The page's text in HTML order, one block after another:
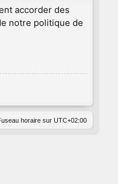
accorder des
notre politique de
horaire sur UTC+02:00